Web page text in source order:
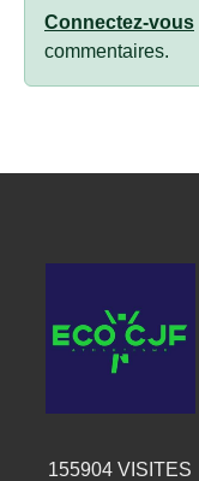
Connectez-vous
commentaires.
155904 VISITES